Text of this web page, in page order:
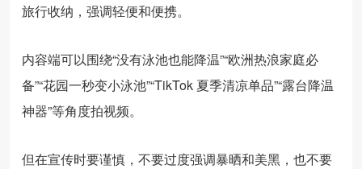
旅行收纳，强调轻便和便携。
内容端可以围绕“没有泳池也能降温”“欧洲热浪家庭必
备”“花园一秒变小泳池”“TikTok 夏季清凉单品”“露台降温
神器”等角度拍视频。
但在宣传时要谨慎，不要过度强调暴晒和美黑，也不要